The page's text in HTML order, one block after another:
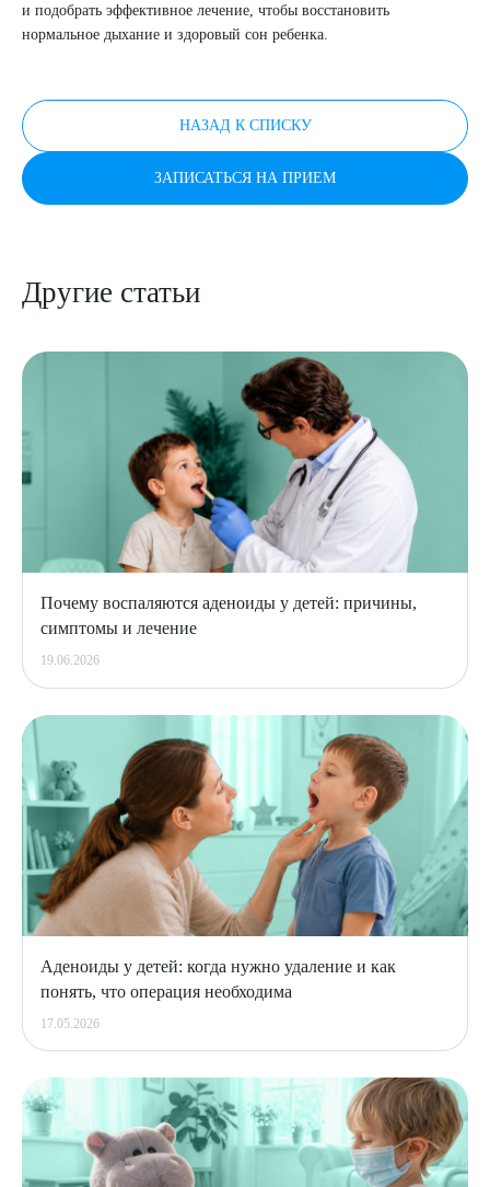
и подобрать эффективное лечение, чтобы восстановить
нормальное дыхание и здоровый сон ребенка.
НАЗАД К СПИСКУ
ЗАПИСАТЬСЯ НА ПРИЕМ
Другие статьи
Почему воспаляются аденоиды у детей: причины,
симптомы и лечение
19.06.2026
Аденоиды у детей: когда нужно удаление и как
понять, что операция необходима
17.05.2026